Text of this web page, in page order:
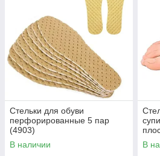
Стельки для обуви
перфорированные 5 пар
(4903)
В наличии
В